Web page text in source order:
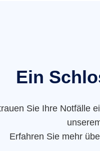
Ein
Sie Ihre Notfälle
Erfahren Sie mehr